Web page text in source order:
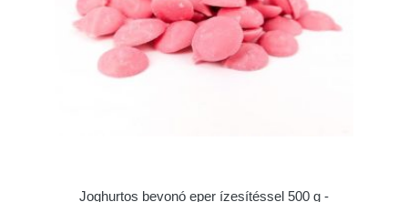
Joghurtos bevonó eper ízesítéssel 500 g -